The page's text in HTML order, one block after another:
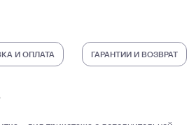
И ОПЛАТА ГАРАНТИИ И ВОЗВРАТ